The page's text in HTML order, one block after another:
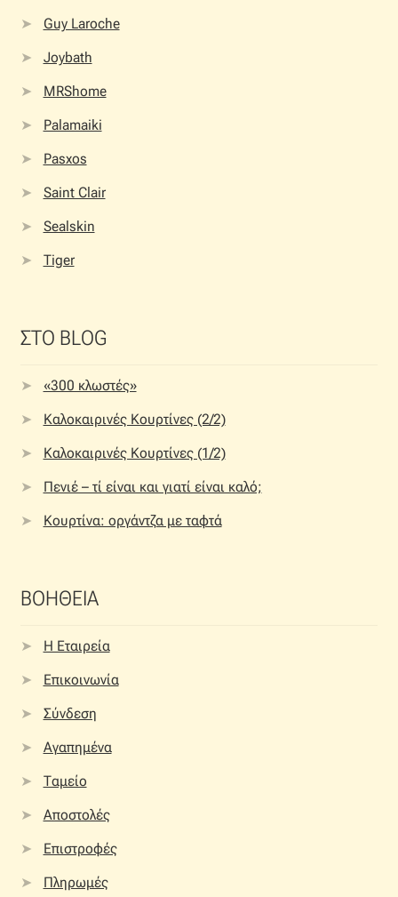
Guy Laroche
Joybath
MRShome
Palamaiki
Pasxos
Saint Clair
Sealskin
Tiger
ΣΤΟ BLOG
«300 κλωστές»
Καλοκαιρινές Κουρτίνες (2/2)
Καλοκαιρινές Κουρτίνες (1/2)
Πενιέ – τί είναι και γιατί είναι καλό;
Κουρτίνα: οργάντζα με ταφτά
ΒΟΗΘΕΙΑ
Η Εταιρεία
Επικοινωνία
Σύνδεση
Αγαπημένα
Ταμείο
Αποστολές
Επιστροφές
Πληρωμές